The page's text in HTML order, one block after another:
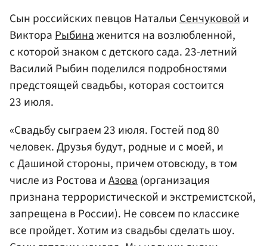
Сын российских певцов НатальиСенчуковойи
ВиктораРыбинаженится на возлюбленной,
с которой знаком с детского сада. 23-летний
Василий Рыбин поделился подробностями
предстоящей свадьбы, которая состоится
23 июля.
«Свадьбу сыграем 23 июля. Гостей под 80
человек. Друзья будут, родные и с моей, и
с Дашиной стороны, причем отовсюду, в том
числе из Ростова иАзова(организация
признана террористической и экстремистской,
запрещена в России). Не совсем по классике
все пройдет. Хотим из свадьбы сделать шоу.